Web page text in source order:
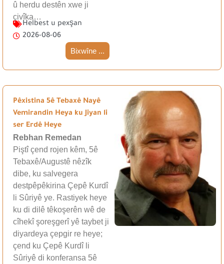
û herdu destên xwe ji
çivîka…
Helbest u pexşan
2026-08-06
Bixwîne ...
Pêxistina 5ê Tebaxê Nayê
Vemirandin Heya ku Jiyan li
ser Erdê Heye
Rebhan Remedan
Piştî çend rojen kêm, 5ê
Tebaxê/Augustê nêzîk
dibe, ku salvegera
destpêpêkirina Çepê Kurdî
li Sûriyê ye. Rastiyek heye
ku di dilê têkoşerên wê de
cîhekî şoreşgerî yê taybet ji
diyardeya çepgir re heye;
çend ku Çepê Kurdî li
Sûriyê di konferansa 5ê